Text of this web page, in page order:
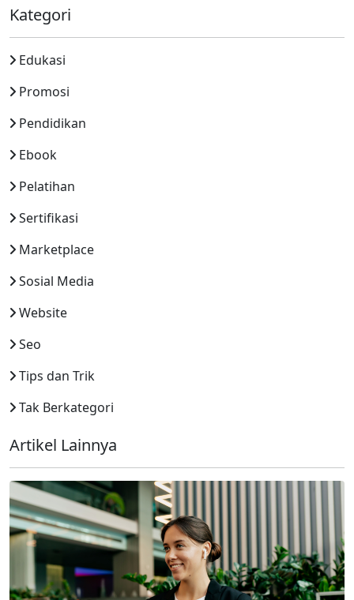
Kategori
Edukasi
Promosi
Pendidikan
Ebook
Pelatihan
Sertifikasi
Marketplace
Sosial Media
Website
Seo
Tips dan Trik
Tak Berkategori
Artikel Lainnya